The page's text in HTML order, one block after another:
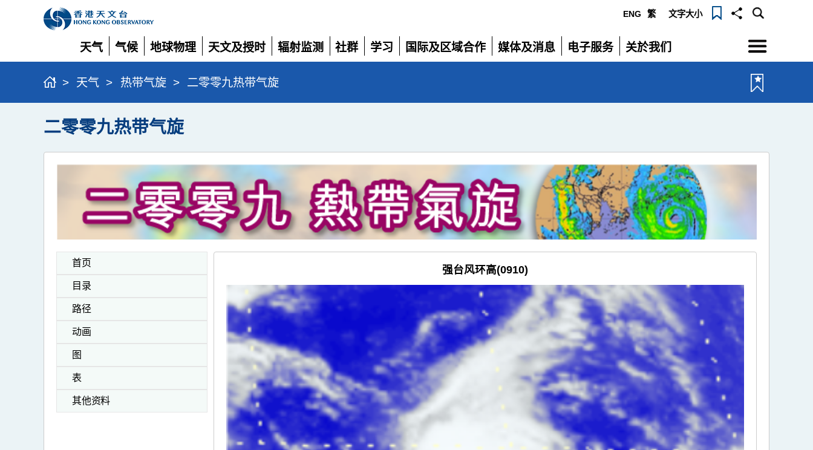
ENG 繁 文字大小
天气
展
开
气候
展
开
地球物理
展
开
天文及授时
展
开
辐射监测
展
开
社群
展
学习
展
国际及区域合作
展
媒体及消息
展
电子服务
展
关於我们
展
选
单
> 天气 > 热带气旋 > 二零零九热带气旋
二零零九热带气旋
首页
目录
路径
动画
图
表
其他资料
强台风环高(0910)